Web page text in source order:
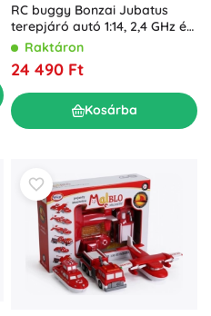
RC buggy Bonzai Jubatus
terepjáró autó 1:14, 2,4 GHz és
4WD – Zöld
Raktáron
24 490 Ft
Kosárba